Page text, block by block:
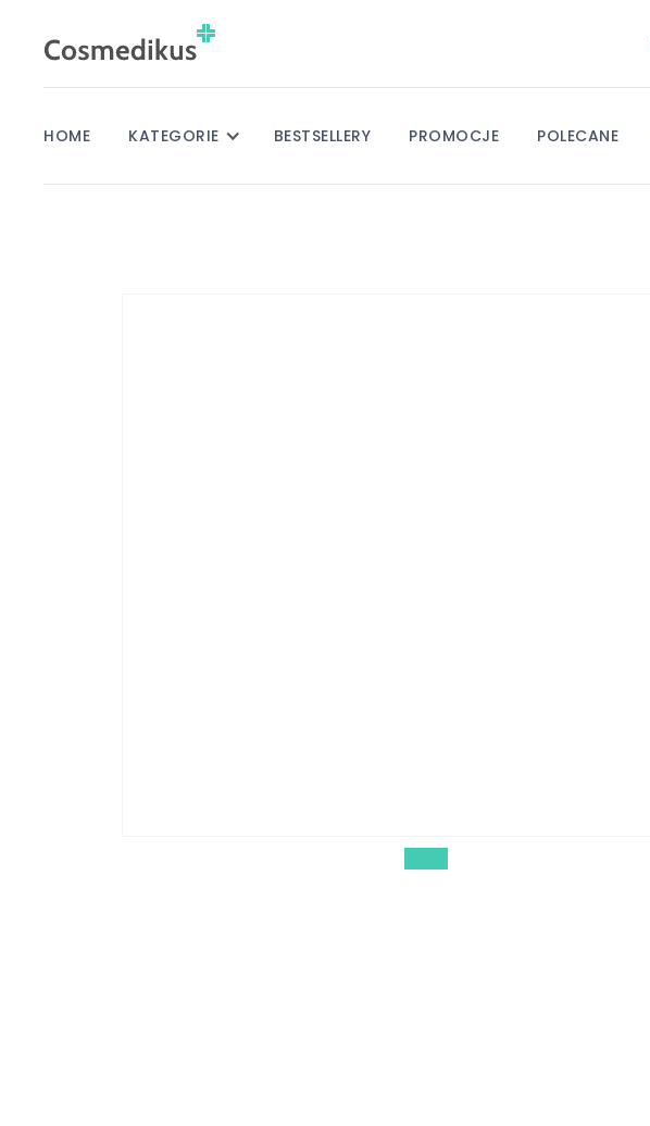
HOME KATEGORIE BESTSELLERY PROMOCJE POLECANE